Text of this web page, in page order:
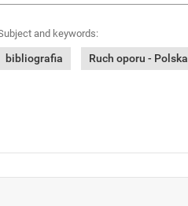
and keywords:
bibliografia Ruch oporu - Polska